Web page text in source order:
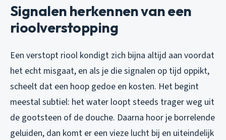
Signalen herkennen van een
rioolverstopping
Een verstopt riool kondigt zich bijna altijd aan voordat
het echt misgaat, en als je die signalen op tijd oppikt,
scheelt dat een hoop gedoe en kosten. Het begint
meestal subtiel: het water loopt steeds trager weg uit
de gootsteen of de douche. Daarna hoor je borrelende
geluiden, dan komt er een vieze lucht bij en uiteindelijk